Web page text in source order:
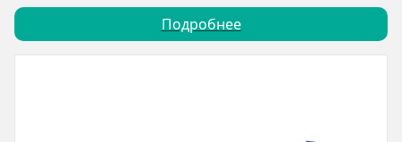
Подробнее